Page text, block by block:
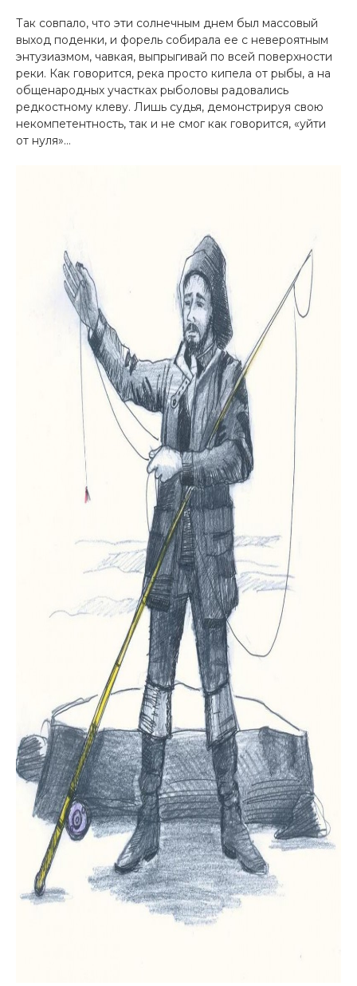
Так совпало, что эти солнечным днем был массовый
выход поденки, и форель собирала ее с невероятным
энтузиазмом, чавкая, выпрыгивай по всей поверхности
реки. Как говорится, река просто кипела от рыбы, а на
общенародных участках рыболовы радовались
редкостному клеву. Лишь судья, демонстрируя свою
некомпетентность, так и не смог как говорится, «уйти
от нуля»…